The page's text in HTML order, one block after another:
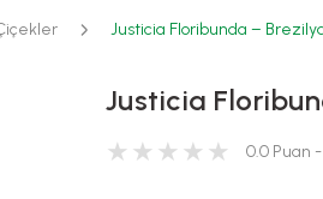
Justicia Floribunda –
Justicia
0.0 Puan